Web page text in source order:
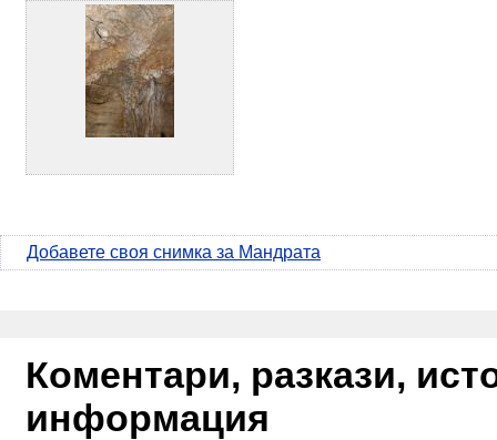
Добавете своя снимка за Мандрата
Коментари, разкази,
информация